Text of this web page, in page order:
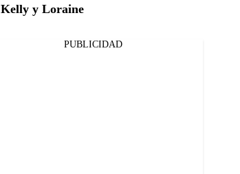
Kelly y Loraine
PUBLICIDAD